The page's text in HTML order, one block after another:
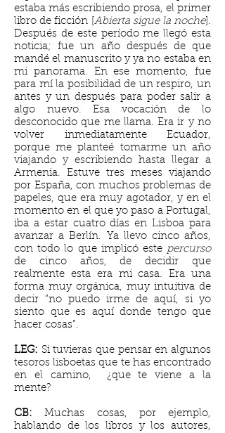
estaba más escribiendo prosa, el primer
libro de ficción [ Abierta sigue la noche].
Después de este período me llegó esta
noticia; fue un año después de que
mandé el manuscrito y ya no estaba en
mi panorama. En ese momento, fue
para mí la posibilidad de un respiro, un
antes y un después para poder salir a
algo nuevo. Esa vocación de lo
desconocido que me llama. Era ir y no
volver inmediatamente Ecuador,
porque me planteé tomarme un año
viajando y escribiendo hasta llegar a
Armenia. Estuve tres meses viajando
por España, con muchos problemas de
papeles, que era muy agotador, y en el
momento en el que yo paso a Portugal,
iba a estar cuatro días en Lisboa para
avanzar a Berlín. Ya llevo cinco años,
con todo lo que implicó este percurso
de cinco años, de decidir que
realmente esta era mi casa. Era una
forma muy orgánica, muy intuitiva de
decir “no puedo irme de aquí, si yo
siento que es aquí donde tengo que
hacer cosas”.
LEG: Si tuvieras que pensar en algunos
tesoros lisboetas que te has encontrado
en el camino, ¿que te viene a la
mente?
CB: Muchas cosas, por ejemplo,
hablando de los libros y los autores,